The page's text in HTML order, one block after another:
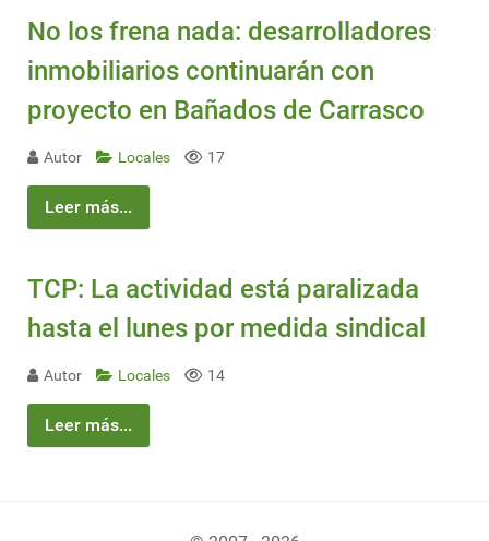
No los frena nada: desarrolladores
inmobiliarios continuarán con
proyecto en Bañados de Carrasco
Autor Locales 17
Leer más...
TCP: La actividad está paralizada
hasta el lunes por medida sindical
Autor Locales 14
Leer más...